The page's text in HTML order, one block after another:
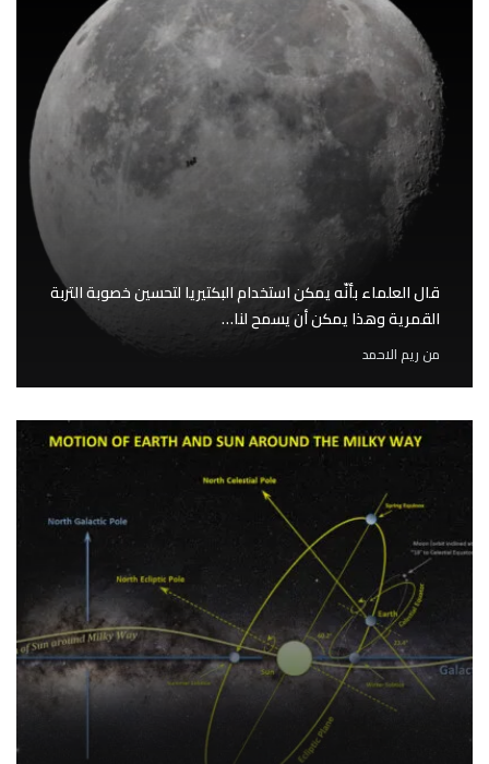
قال العلماء بأنّه يمكن استخدام البكتيريا لتحسين خصوبة التربة
القمرية وهذا يمكن أن يسمح لنا…
من ريم الاحمد